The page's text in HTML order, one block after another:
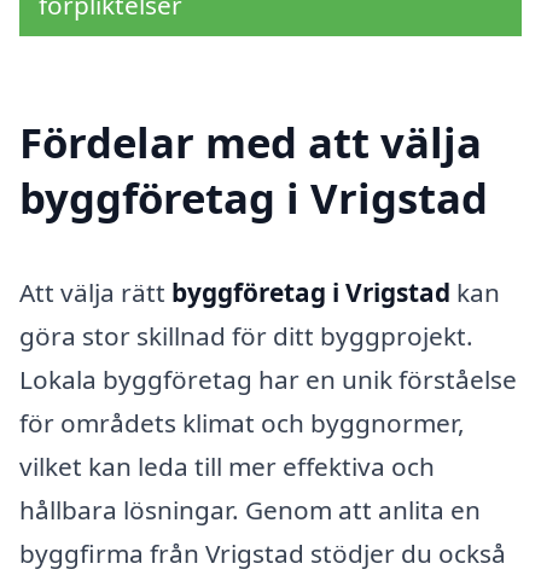
Fördelar med att välja
byggföretag i Vrigstad
Att välja rätt byggföretag i Vrigstad kan
göra stor skillnad för ditt byggprojekt.
Lokala byggföretag har en unik förståelse
för områdets klimat och byggnormer,
vilket kan leda till mer effektiva och
hållbara lösningar. Genom att anlita en
byggfirma från Vrigstad stödjer du också